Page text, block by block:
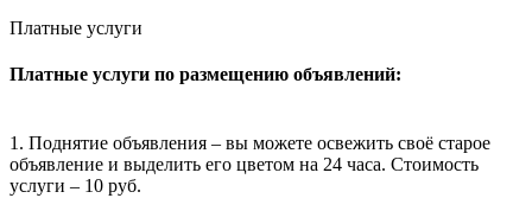
Платные услуги
Платные услуги по размещению объявлений:
1. Поднятие объявления – вы можете освежить своё старое
объявление и выделить его цветом на 24 часа. Стоимость
услуги – 10 руб.